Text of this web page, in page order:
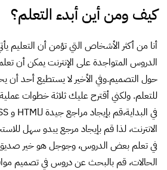
كيف ومن أين أبدء التعلم؟
أنا من أكثر الأشخاص التي تؤمن أن التعليم
الدروس المتواجدة على الإنترنت يمكن أن
حول التصميم.وفي الأخير لا يستطيع أحد
للتعلم. ولكني أقترح عليك ثلاثة خطوات
الانترنت، لذا قم بإيجاد مرجع يبدو سهل
في تعلم بعض الدروس، وجوجل هو خير